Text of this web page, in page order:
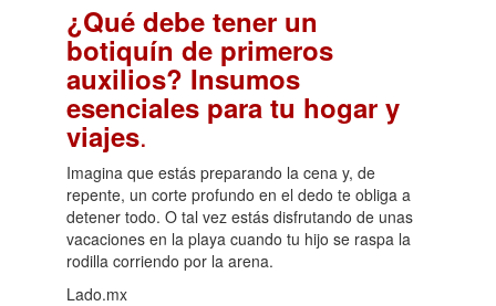
¿Qué debe tener un
botiquín de primeros
auxilios? Insumos
esenciales para tu hogar y
viajes.
Imagina que estás preparando la cena y, de
repente, un corte profundo en el dedo te obliga a
detener todo. O tal vez estás disfrutando de unas
vacaciones en la playa cuando tu hijo se raspa la
rodilla corriendo por la arena.
Lado.mx